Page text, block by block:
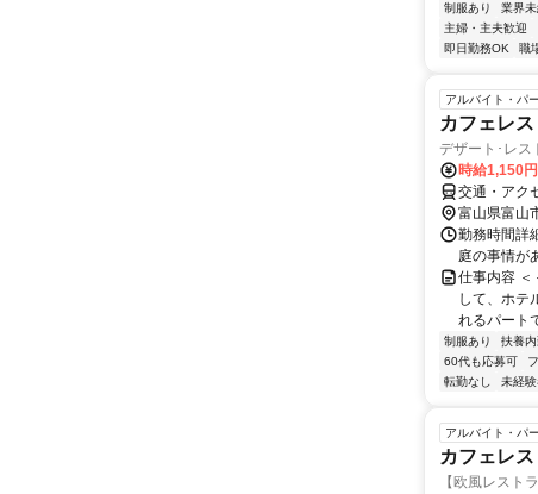
制服あり 業界
主婦・主夫歓迎
即日勤務OK
職
アルバイト・パ
カフェレ
デザート･レ
時給1,150
交通・アク
富山県富山
勤務時間詳
庭の事情が
仕事内容 ＜
して、ホテ
れるパート
制服あり 扶養
60代も応募可
転勤なし
未経
アルバイト・パ
カフェレ
【欧風レスト